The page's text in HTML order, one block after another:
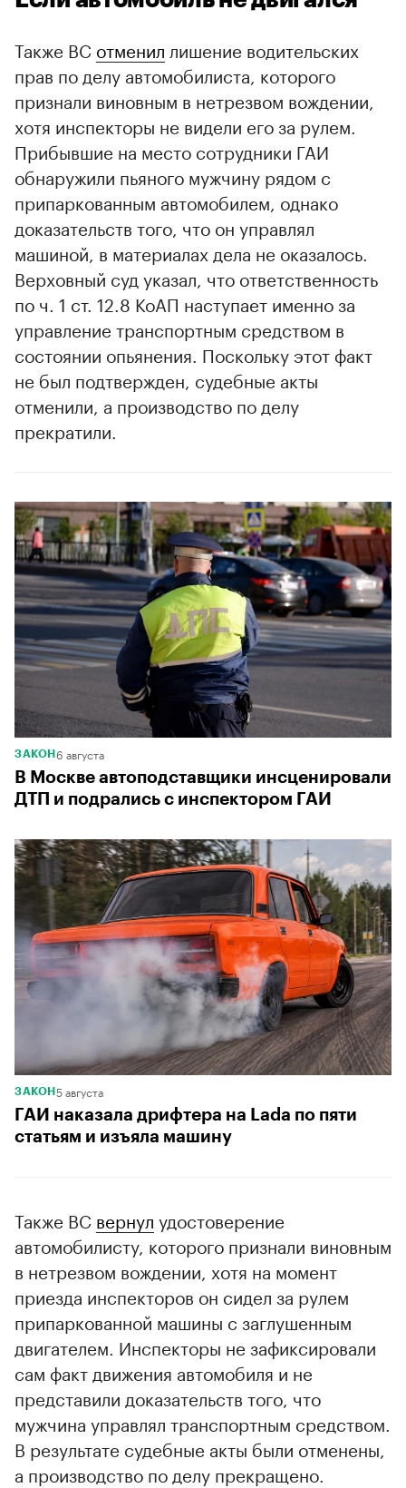
Также ВС отменил лишение водительских
прав по делу автомобилиста, которого
признали виновным в нетрезвом вождении,
хотя инспекторы не видели его за рулем.
Прибывшие на место сотрудники ГАИ
обнаружили пьяного мужчину рядом с
припаркованным автомобилем, однако
доказательств того, что он управлял
машиной, в материалах дела не оказалось.
Верховный суд указал, что ответственность
по ч. 1 ст. 12.8 КоАП наступает именно за
управление транспортным средством в
состоянии опьянения. Поскольку этот факт
не был подтвержден, судебные акты
отменили, а производство по делу
прекратили.
ЗАКОН 6 августа
В Москве автоподставщики инсценировали
ДТП и подрались с инспектором ГАИ
ЗАКОН 5 августа
ГАИ наказала дрифтера на Lada по пяти
статьям и изъяла машину
Также ВС вернул удостоверение
автомобилисту, которого признали виновным
в нетрезвом вождении, хотя на момент
приезда инспекторов он сидел за рулем
припаркованной машины с заглушенным
двигателем. Инспекторы не зафиксировали
сам факт движения автомобиля и не
представили доказательств того, что
мужчина управлял транспортным средством.
В результате судебные акты были отменены,
а производство по делу прекращено.